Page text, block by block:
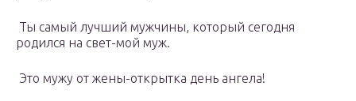
Ты самый лучший мужчины, который сегодня
родился на свет-мой муж.
Это мужу от жены-открытка день ангела!